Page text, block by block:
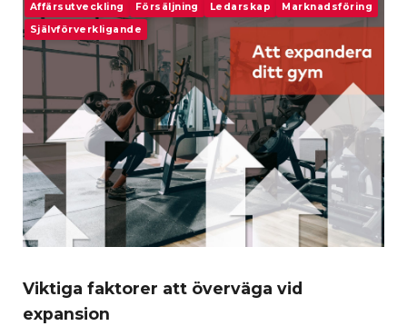
Affärsutveckling Försäljning Ledarskap
Marknadsföring
Självförverkligande
Viktiga faktorer att överväga vid
expansion